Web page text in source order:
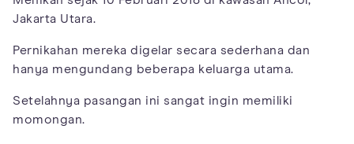
Jakarta Utara.
Pernikahan mereka digelar secara sederhana dan
hanya mengundang beberapa keluarga utama.
Setelahnya pasangan ini sangat ingin memiliki
momongan.